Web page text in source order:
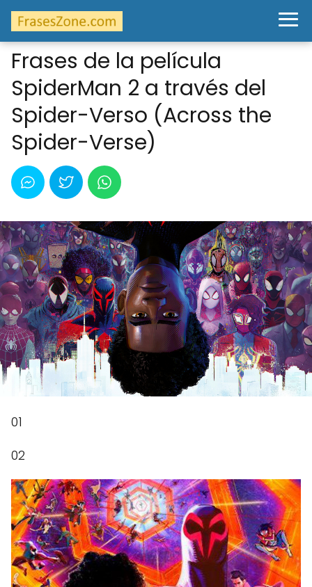
Frases de la película
SpiderMan 2 a través del
Spider-Verso (Across the
Spider-Verse)
01
02